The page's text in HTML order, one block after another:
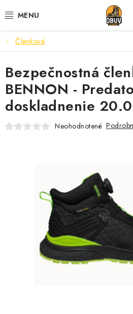
na
PRACOVNÁ A BEZPEČNOSTNÁ
VOĽNOČASOVÁ OBUV
VÝPREDAJ
VLOŽKY
BEZPEČNOSTNÉ NORMY A
KONTAKT
Členková
Bezpečnostná
BENNON -
doskladnenie
Neohodnotené